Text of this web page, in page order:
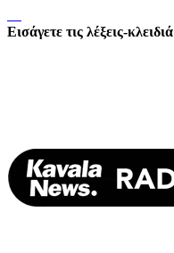
Εισάγετε τις λέξεις-κλειδιά